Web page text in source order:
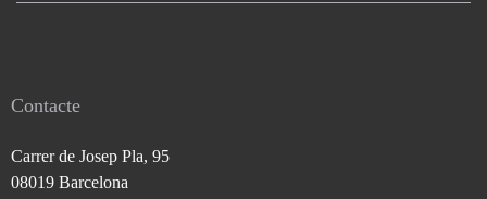
Contacte
Carrer de Josep Pla, 95
08019 Barcelona